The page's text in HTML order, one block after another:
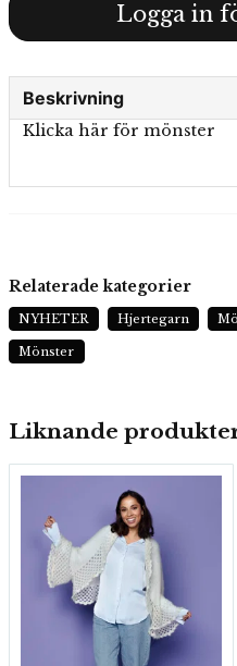
Logga in
Beskrivning
Klicka här för mönster
Liknande
Relaterade kategorier
NYHETER Hjertegarn
Mönster